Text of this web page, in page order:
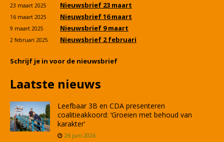
23 maart 2025 Nieuwsbrief 23 maart
16 maart 2025 Nieuwsbrief 16 maart
9 maart 2025 Nieuwsbrief 9 maart
2 februari 2025 Nieuwsbrief 2 februari
Schrijf je in voor de nieuwsbrief
Laatste nieuws
Leefbaar 3B en CDA presenteren
coalitieakkoord: ‘Groeien met behoud van
karakter’
26 juni 2026